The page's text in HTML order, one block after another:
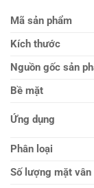
Mã sản phẩm
Kích thước
Nguồn gốc sản
Bề mặt
Ứng dụng
Phân loại
Số lượng mặt vân